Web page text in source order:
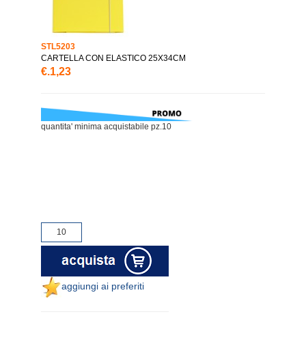
STL5203
CARTELLA CON ELASTICO 25X34CM
€.1,23
quantita' minima acquistabile pz.10
aggiungi ai preferiti